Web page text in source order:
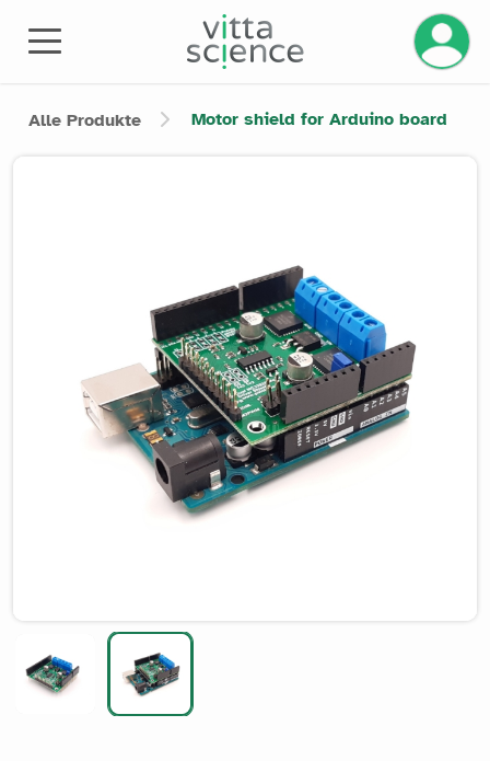
Ihr
Alle Produkte Motor shield for Arduino board